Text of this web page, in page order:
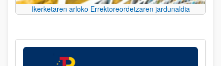
Ikerketaren arloko Errektoreordetzaren jardunaldia